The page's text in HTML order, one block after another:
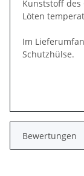
Kunststoff
Löten
Im
Schutzhülse.
Bewertungen